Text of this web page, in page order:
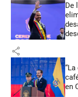
De
share
en